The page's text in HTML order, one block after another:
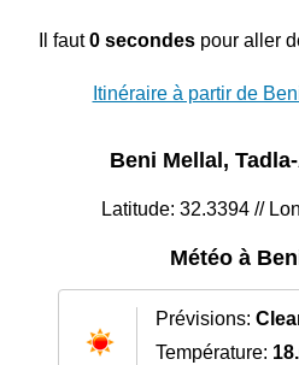
Il faut0 secondespour aller
Itinéraire à partir de
Beni Mellal,
Latitude: 32.3394 //
Météo à
Prévisions:
Température: